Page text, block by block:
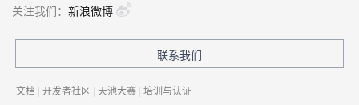
关注我们： 新浪微博
联系我们
文档 | 开发者社区 | 天池大赛 | 培训与认证